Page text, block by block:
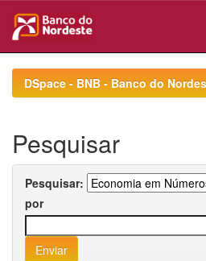
navigationDSpace - BNB - Banco do
Pesquisar
Pesquisar:
por